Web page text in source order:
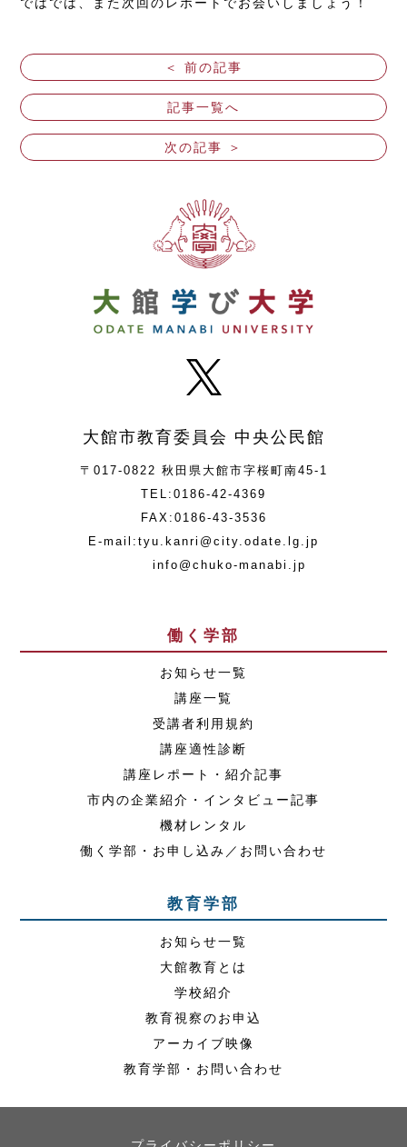
＜ 前の記事
記事一覧へ
次の記事 ＞
大館市教育委員会 中央公民館
〒017-0822 秋田県大館市字桜町南45-1
TEL:0186-42-4369
FAX:0186-43-3536
E-mail:tyu.kanri@city.odate.lg.jp
info@chuko-manabi.jp
働く学部
お知らせ一覧
講座一覧
受講者利用規約
講座適性診断
講座レポート・紹介記事
市内の企業紹介・インタビュー記事
機材レンタル
働く学部・お申し込み／お問い合わせ
教育学部
お知らせ一覧
大館教育とは
学校紹介
教育視察のお申込
アーカイブ映像
教育学部・お問い合わせ